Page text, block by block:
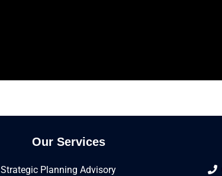
Our Services
Strategic Planning Advisory